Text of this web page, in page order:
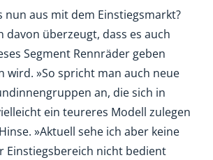
nun aus mit dem Einstiegsmarkt?
davon überzeugt, dass es auch
Segment Rennräder geben
wird. »So spricht man auch neue
an, die sich in
ein teureres Modell zulegen
»Aktuell sehe ich aber keine
Einstiegsbereich nicht bedient